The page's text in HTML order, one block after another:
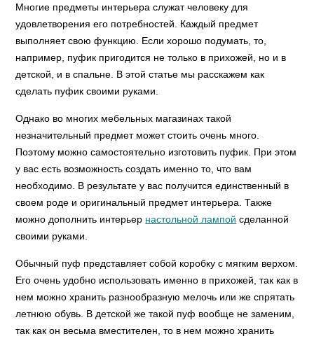
Многие предметы интерьера служат человеку для
удовлетворения его потребностей. Каждый предмет
выполняет свою функцию. Если хорошо подумать, то,
например, пуфик пригодится не только в прихожей, но и в
детской, и в спальне. В этой статье мы расскажем как
сделать пуфик своими руками.
Однако во многих мебельных магазинах такой
незначительный предмет может стоить очень много.
Поэтому можно самостоятельно изготовить пуфик. При этом
у вас есть возможность создать именно то, что вам
необходимо. В результате у вас получится единственный в
своем роде и оригинальный предмет интерьера. Также
можно дополнить интерьер настольной лампой сделанной
своими руками.
Обычный пуф представляет собой коробку с мягким верхом.
Его очень удобно использовать именно в прихожей, так как в
нем можно хранить разнообразную мелочь или же спрятать
летнюю обувь. В детской же такой пуф вообще не заменим,
так как он весьма вместителен, то в нем можно хранить